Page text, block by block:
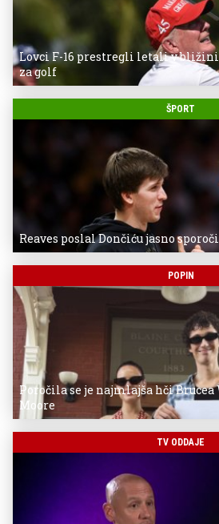
Lovci F-16 prestregli letali v
za golf
ŠPORT
Reaves poslal Dončiću jasno
POPIN
Poročila se je najmlajša hči
Moore
TV ODDAJE